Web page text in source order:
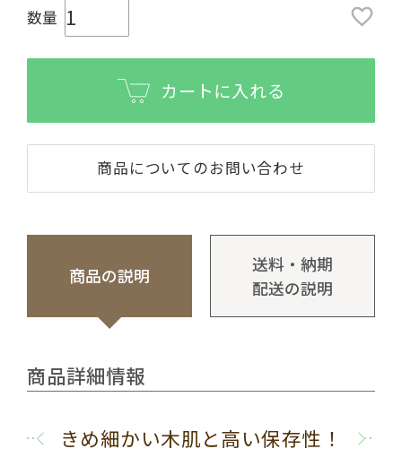
カートに入れる
商品についてのお問い合わせ
商品の説明
送料・納期
配送の説明
商品詳細情報
きめ細かい木肌と高い保存性！